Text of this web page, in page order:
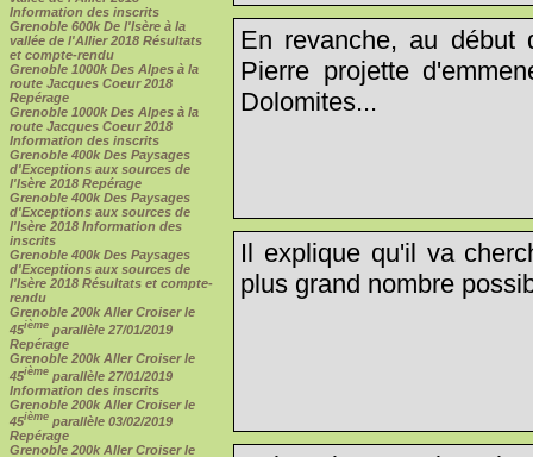
Information des inscrits
Grenoble 600k De l'Isère à la
vallée de l'Allier 2018 Résultats
et compte-rendu
Grenoble 1000k Des Alpes à la
route Jacques Coeur 2018
Repérage
Grenoble 1000k Des Alpes à la
route Jacques Coeur 2018
Information des inscrits
Grenoble 400k Des Paysages
d'Exceptions aux sources de
l'Isère 2018 Repérage
Grenoble 400k Des Paysages
d'Exceptions aux sources de
l'Isère 2018 Information des
inscrits
Grenoble 400k Des Paysages
d'Exceptions aux sources de
l'Isère 2018 Résultats et compte-
rendu
Grenoble 200k Aller Croiser le
45ième parallèle 27/01/2019
Repérage
Grenoble 200k Aller Croiser le
45ième parallèle 27/01/2019
Information des inscrits
Grenoble 200k Aller Croiser le
45ième parallèle 03/02/2019
Repérage
Grenoble 200k Aller Croiser le
En revanche, au début
Pierre projette
Dolomites...
Il explique qu'il va
plus grand nombre